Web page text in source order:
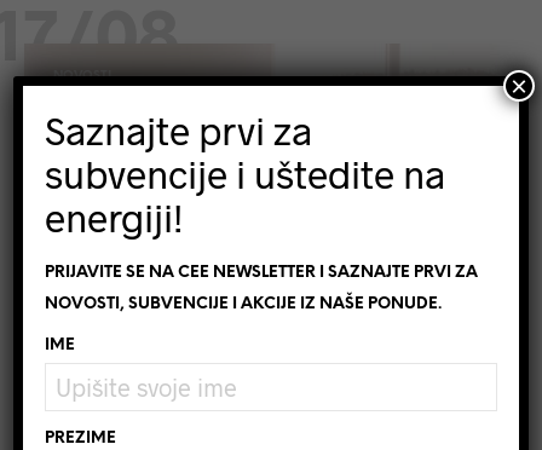
08
NOVOSTI
Saznajte prvi za
subvencije i uštedite na
energiji!
PRIJAVITE SE NA CEE NEWSLETTER I SAZNAJTE PRVI ZA
NOVOSTI, SUBVENCIJE I AKCIJE IZ NAŠE PONUDE.
IME
PREZIME
×